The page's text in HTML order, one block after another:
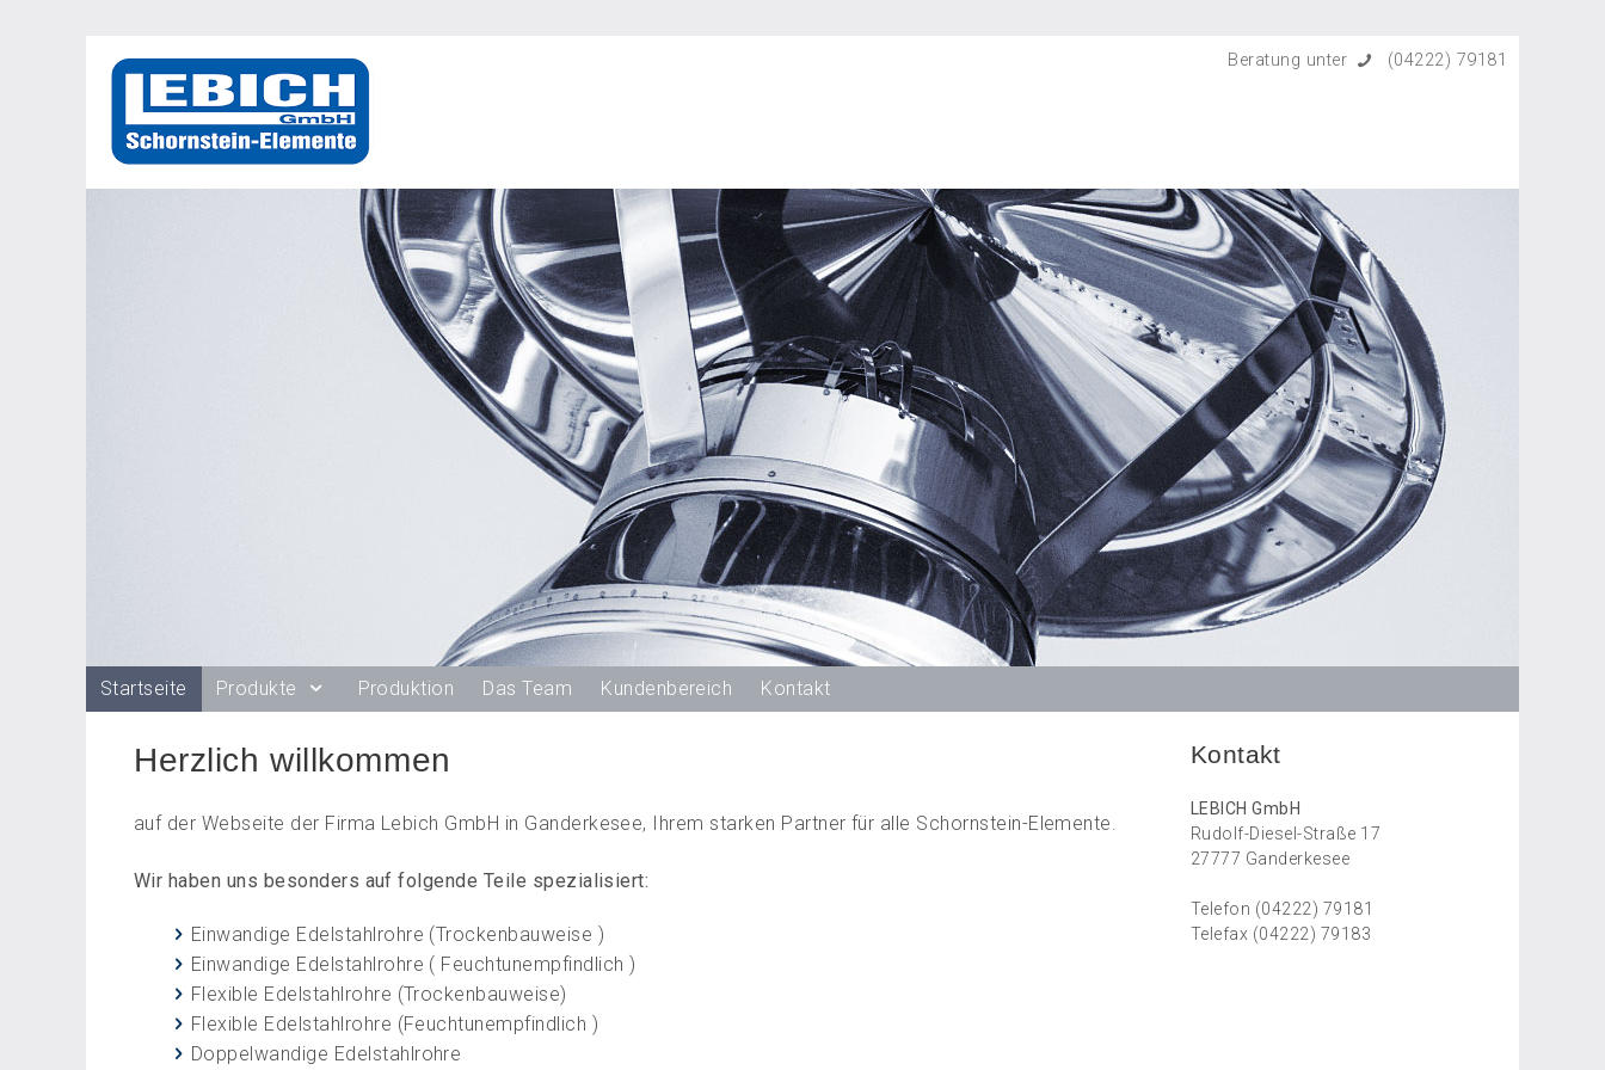
Beratung unter (04222) 79181
Startseite Produkte Produktion Das Team Kundenbereich Kontakt
Herzlich willkommen
auf der Webseite der Firma Lebich GmbH in Ganderkesee, Ihrem starken Partner für alle Schornstein-Elemente.
Wir haben uns besonders auf folgende Teile spezialisiert:
Einwandige Edelstahlrohre (Trockenbauweise )
Einwandige Edelstahlrohre ( Feuchtunempfindlich )
Flexible Edelstahlrohre (Trockenbauweise)
Flexible Edelstahlrohre (Feuchtunempfindlich )
Doppelwandige Edelstahlrohre
Kontakt
LEBICH GmbH
Rudolf-Diesel-Straße 17
27777 Ganderkesee
Telefon (04222) 79181
Telefax (04222) 79183